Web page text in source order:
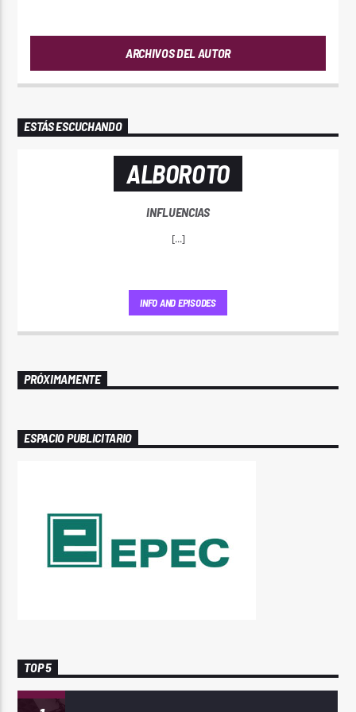
ARCHIVOS DEL AUTOR
ESTÁS ESCUCHANDO
ALBOROTO
INFLUENCIAS
[...]
INFO AND EPISODES
PRÓXIMAMENTE
ESPACIO PUBLICITARIO
TOP 5